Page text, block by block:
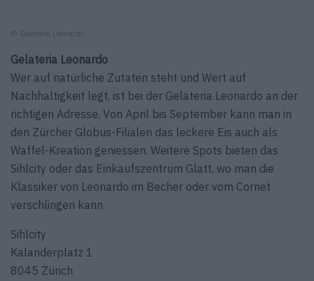
© Gelateria Leonardo
Gelateria Leonardo
Wer auf natürliche Zutaten steht und Wert auf
Nachhaltigkeit legt, ist bei der Gelateria Leonardo an der
richtigen Adresse. Von April bis September kann man in
den Zürcher Globus-Filialen das leckere Eis auch als
Waffel-Kreation geniessen. Weitere Spots bieten das
Sihlcity oder das Einkaufszentrum Glatt, wo man die
Klassiker von Leonardo im Becher oder vom Cornet
verschlingen kann.
Sihlcity
Kalanderplatz 1
8045 Zürich